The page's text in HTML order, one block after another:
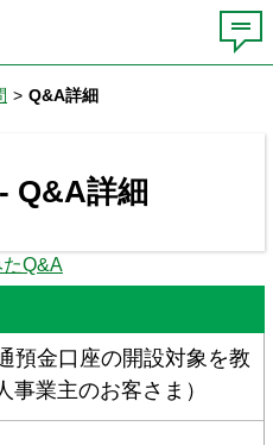
> Q&A詳細
Q&A詳細
Q&A
預金口座の開設対象を教
事業主のお客さま）